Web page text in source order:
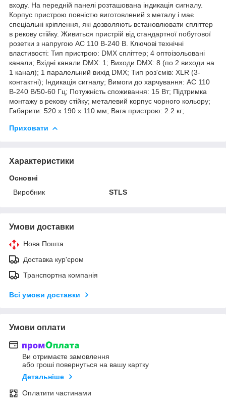
входу. На передній панелі розташована індикація сигналу.
Корпус пристрою повністю виготовлений з металу і має
спеціальні кріплення, які дозволяють встановлювати спліттер
в рекову стійку. Живиться пристрій від стандартної побутової
розетки з напругою AC 110 В-240 В. Ключові технічні
властивості: Тип пристрою: DMX спліттер; 4 оптоізольовані
канали; Вхідні канали DMX: 1; Виходи DMX: 8 (по 2 виходи на
1 канал); 1 паралельний вихід DMX; Тип роз'ємів: XLR (3-
контактні); Індикація сигналу; Вимоги до харчування: AC 110
В-240 В/50-60 Гц; Потужність споживання: 15 Вт; Підтримка
монтажу в рекову стійку; металевий корпус чорного кольору;
Габарити: 520 х 190 х 110 мм; Вага пристрою: 2.2 кг;
Приховати
Характеристики
Основні
Виробник
STLS
Умови доставки
Нова Пошта
Доставка кур'єром
Транспортна компанія
Всі умови доставки
Умови оплати
Ви отримаєте замовлення
або гроші повернуться на вашу картку
Детальніше
Оплатити частинами